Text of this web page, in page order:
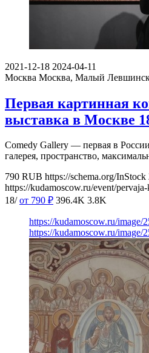
2021-12-18 2024-04-11
Москва Москва, Малый
Первая картинная
выставка в Москве
Comedy Gallery — первая в
галерея, пространство,
790 RUB https://schema.org/InStock
https://kudamoscow.ru/event/
18/ от 790 ₽ 396.4K 3.8K
https://kudamoscow.ru/image/
https://kudamoscow.ru/image/